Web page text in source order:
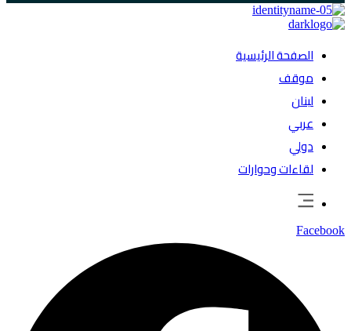
الصفحة الرئيسية
موقف
لبنان
عربي
دولي
لقاءات وحوارات
Facebook